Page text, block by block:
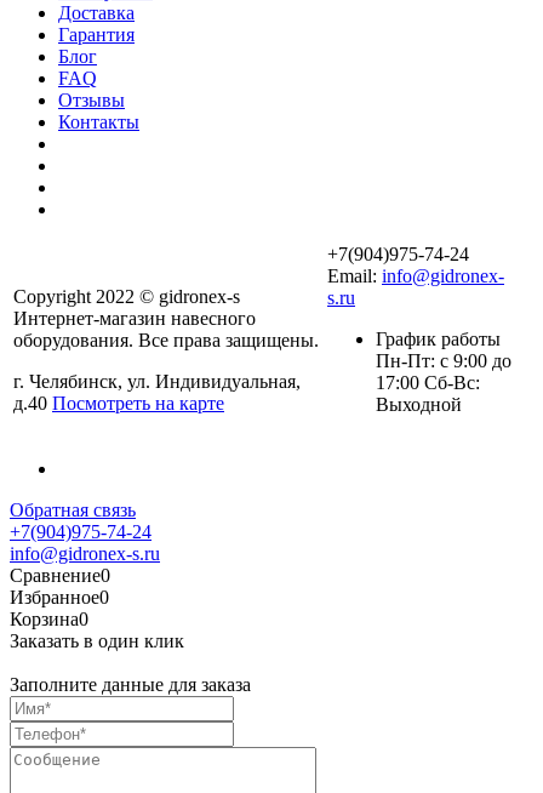
Доставка
Гарантия
Блог
FAQ
Отзывы
Контакты
Copyright 2022 © gidronex-s
Интернет-магазин навесного
оборудования. Все права защищены.
г. Челябинск, ул. Индивидуальная,
д.40 Посмотреть на карте
+7(904)975-74-24
Email: info@gidronex-
s.ru
График работы
Пн-Пт: с 9:00 до
17:00 Сб-Вс:
Выходной
Обратная связь
+7(904)975-74-24
info@gidronex-s.ru
Сравнение0
Избранное0
Корзина0
Заказать в один клик
Заполните данные для заказа